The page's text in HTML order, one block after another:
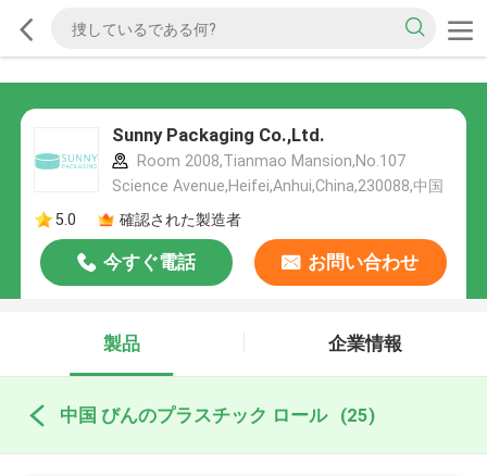
Sunny Packaging Co.,Ltd.
Room 2008,Tianmao Mansion,No.107
Science Avenue,Heifei,Anhui,China,230088,中国
5.0
確認された製造者
今すぐ電話 お問い合わせ
製品 企業情報
中国 びんのプラスチック ロール (25)